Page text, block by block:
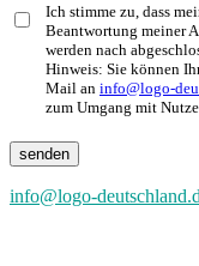
Ich stimme zu, dass
Beantwortung meiner
werden nach
Hinweis: Sie können
Mail an info@logo-
zum Umgang mit
info@logo-